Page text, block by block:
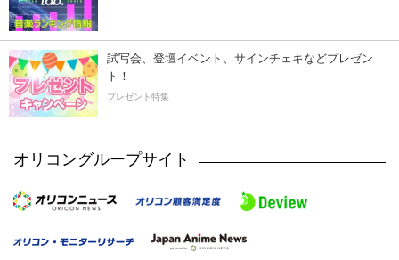
試写会、登壇イベント、サインチェキなどプレゼン
ト！
プレゼント特集
オリコングループサイト